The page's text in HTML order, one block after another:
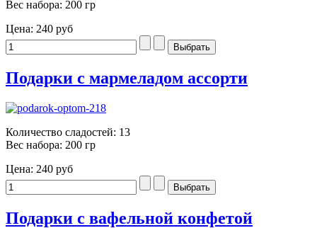
Вес набора: 200 гр
Цена: 240 руб
Подарки с мармеладом ассорти
Количество сладостей: 13
Вес набора: 200 гр
Цена: 240 руб
Подарки с вафельной конфетой